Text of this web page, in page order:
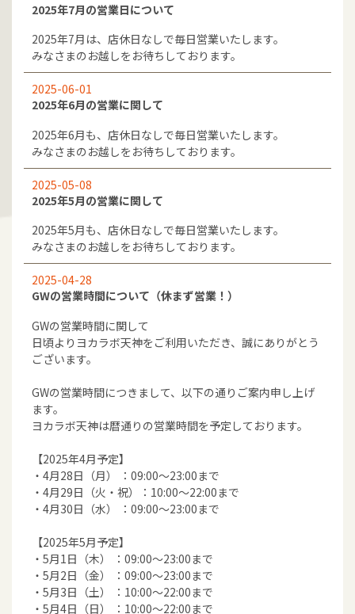
2025年7月の営業日について
2025年7月は、店休日なしで毎日営業いたします。
みなさまのお越しをお待ちしております。
2025-06-01
2025年6月の営業に関して
2025年6月も、店休日なしで毎日営業いたします。
みなさまのお越しをお待ちしております。
2025-05-08
2025年5月の営業に関して
2025年5月も、店休日なしで毎日営業いたします。
みなさまのお越しをお待ちしております。
2025-04-28
GWの営業時間について（休まず営業！）
GWの営業時間に関して
日頃よりヨカラボ天神をご利用いただき、誠にありがとう
ございます。
GWの営業時間につきまして、以下の通りご案内申し上げ
ます。
ヨカラボ天神は暦通りの営業時間を予定しております。
【2025年4月予定】
・4月28日（月） ：09:00～23:00まで
・4月29日（火・祝）：10:00～22:00まで
・4月30日（水） ：09:00～23:00まで
【2025年5月予定】
・5月1日（木） ：09:00～23:00まで
・5月2日（金） ：09:00～23:00まで
・5月3日（土） ：10:00～22:00まで
・5月4日（日） ：10:00～22:00まで